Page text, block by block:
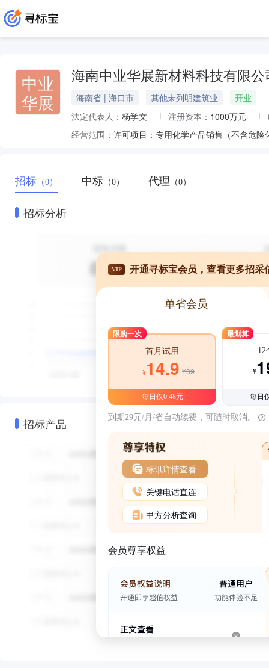
中业
华展
海南中业华展新材料科技有限公
海南省 | 海口市 其他未列明建筑业
开业
法定代表人： 杨学文 注册资本： 1000万元
经营范围：
招标 （0） 中标 （0） 代理 （0）
招标分析
招标产品
VIP 开通寻标宝会员，查看更多招采
单省会员
限购一次
首月试用
¥14.9 ¥39
每日仅0.48元
最划算
12
¥
每日
到期29元/月/省自动续费，可随时取消。
标讯详情查看
关键电话直连
甲方分析查询
会员尊享权益